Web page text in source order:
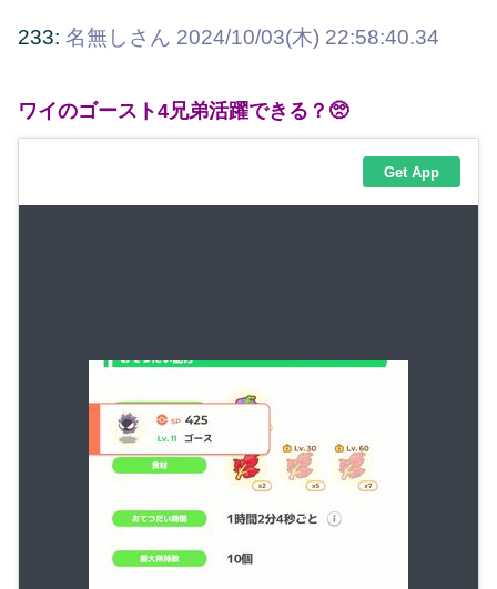
233: 名無しさん 2024/10/03(木) 22:58:40.34
ワイのゴースト4兄弟活躍できる？🥺